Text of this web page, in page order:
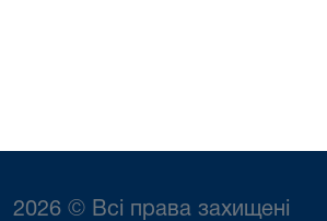
2026 © Всі права захищені